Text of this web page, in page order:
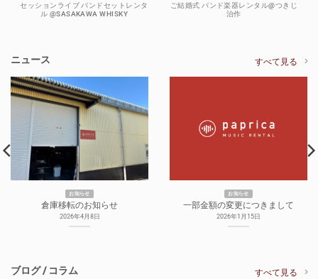
セッションライブ バンドセットレンタ
ル @SASAKAWA WHISKY
ご結婚式 バンド楽器レンタル@つきじ
治作
ニュース すべて見る
お知らせ
倉庫移転のお知らせ
2026年4月8日
お知らせ
一部金額の変更につきまして
2026年1月15日
ブログ / コラム すべて見る